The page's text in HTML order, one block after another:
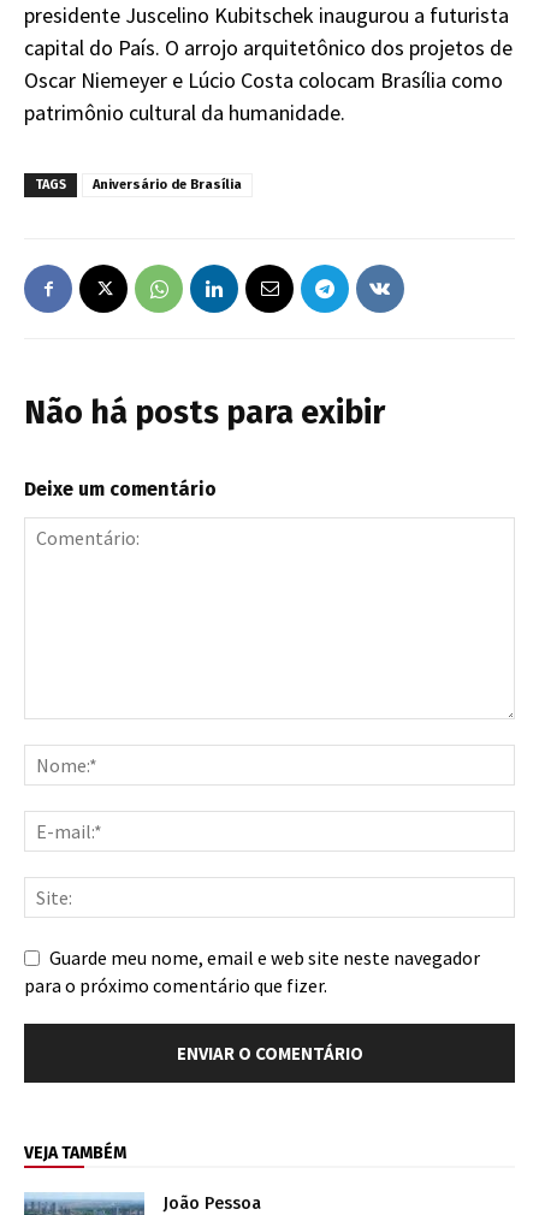
presidente Juscelino Kubitschek inaugurou a futurista
capital do País. O arrojo arquitetônico dos projetos de
Oscar Niemeyer e Lúcio Costa colocam Brasília como
patrimônio cultural da humanidade.
TAGS Aniversário de Brasília
Não há posts para exibir
Deixe um comentário
Guarde meu nome, email e web site neste navegador
para o próximo comentário que fizer.
VEJA TAMBÉM
João Pessoa